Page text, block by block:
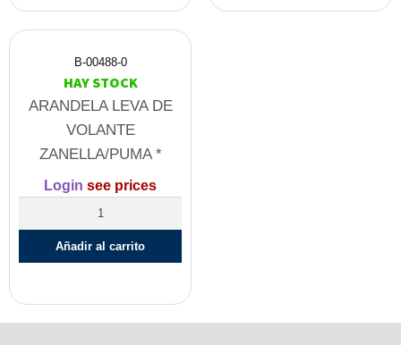
B-00488-0
HAY STOCK
ARANDELA LEVA DE
VOLANTE
ZANELLA/PUMA *
Login see prices
Añadir al carrito